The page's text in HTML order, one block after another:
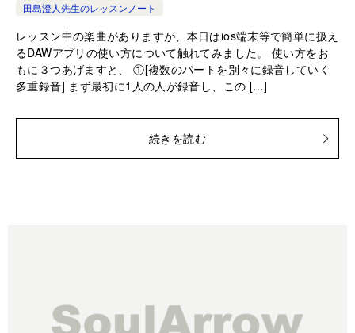
田島澄人先生のレッスンノート
レッスン中の楽曲がありますが、本日はios端末等で簡単に扱え
るDAWアプリの使い方について触れてみました。 使い方をお
もに３つあげますと、 ①[複数のパートを別々に録音していく
多重録音] まず最初に1人の人が録音し、この […]
続きを読む